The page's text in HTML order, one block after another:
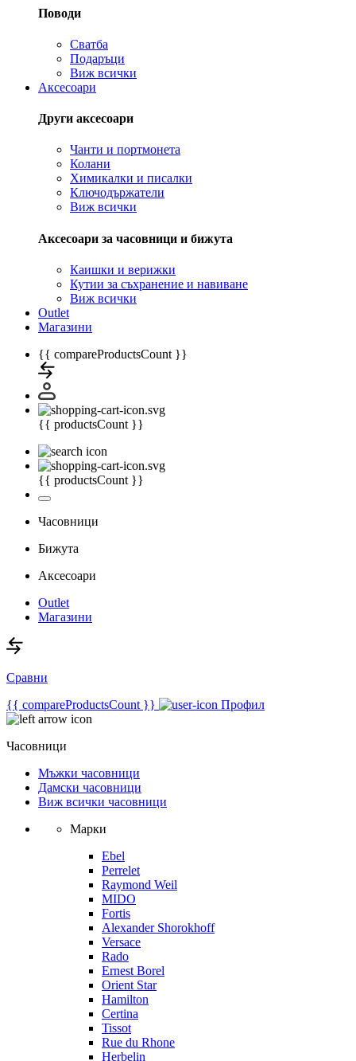
Поводи
Сватба
Подаръци
Виж всички
Аксесоари
Други аксесоари
Чанти и портмонета
Колани
Химикалки и писалки
Ключодържатели
Виж всички
Аксесоари за часовници и бижута
Каишки и верижки
Кутии за съхранение и навиване
Виж всички
Outlet
Магазини
{{ compareProductsCount }}
{{ productsCount }}
{{ productsCount }}
Часовници
Бижута
Аксесоари
Outlet
Магазини
Сравни
{{ compareProductsCount }}
Профил
Часовници
Мъжки часовници
Дамски часовници
Виж всички часовници
Марки
Ebel
Perrelet
Raymond Weil
MIDO
Fortis
Alexander Shorokhoff
Versace
Rado
Ernest Borel
Orient Star
Hamilton
Certina
Tissot
Rue du Rhone
Herbelin